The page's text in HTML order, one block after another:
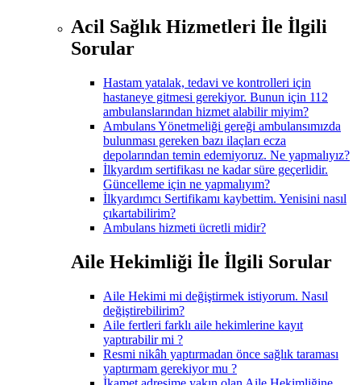
Acil Sağlık Hizmetleri İle İlgili
Sorular
Hastam yatalak, tedavi ve kontrolleri için
hastaneye gitmesi gerekiyor. Bunun için 112
ambulanslarından hizmet alabilir miyim?
Ambulans Yönetmeliği gereği ambulansımızda
bulunması gereken bazı ilaçları ecza
depolarından temin edemiyoruz. Ne yapmalıyız?
İlkyardım sertifikası ne kadar süre geçerlidir.
Güncelleme için ne yapmalıyım?
İlkyardımcı Sertifikamı kaybettim. Yenisini nasıl
çıkartabilirim?
Ambulans hizmeti ücretli midir?
Aile Hekimliği İle İlgili Sorular
Aile Hekimi mi değiştirmek istiyorum. Nasıl
değiştirebilirim?
Aile fertleri farklı aile hekimlerine kayıt
yaptırabilir mi ?
Resmi nikâh yaptırmadan önce sağlık taraması
yaptırmam gerekiyor mu ?